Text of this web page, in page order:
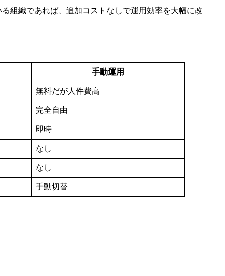
組織であれば、追加コストなしで運用効率を大幅に改
手動運用
無料だが人件費高
完全自由
即時
なし
なし
手動切替